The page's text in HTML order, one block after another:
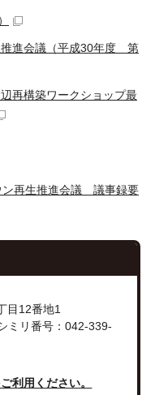
進会議（平成30年度 第
再構築ワークショップ最
ン再生推進会議 議事録要
目12番地1
ミリ番号：042-339-
利用ください。